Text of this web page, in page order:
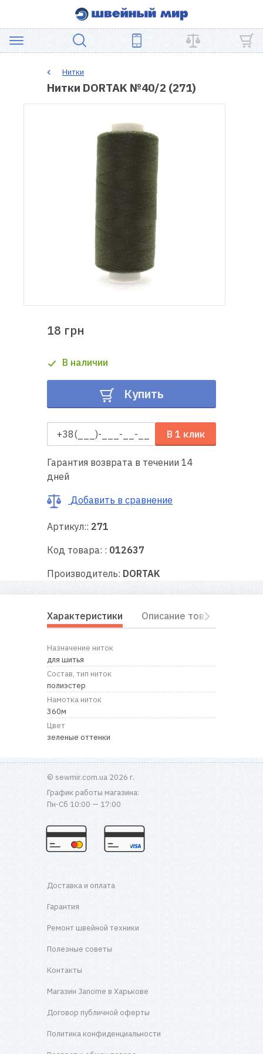
ШВЕЙНОЕ
Ремонт
швейной
Полезные
советы
Контакты
Нитки
Нитки DORTAK №40/2 (271)
18 грн
В наличии
Купить
В 1 клик
Гарантия возврата в течении 14
дней
Добавить в сравнение
Артикул:: 271
Код товара: : 012637
Производитель: DORTAK
Характеристики Описание товара
Назначение ниток
для шитья
Состав, тип ниток
полиэстер
Намотка ниток
360м
Цвет
зеленые оттенки
© sewmir.com.ua 2026 г.
График работы магазина:
Пн-Сб 10:00 — 17:00
Доставка и оплата
Гарантия
Ремонт швейной техники
Полезные советы
Контакты
Магазин Janome в Харькове
Договор публичной оферты
Политика конфиденциальности